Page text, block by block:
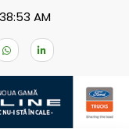
AM